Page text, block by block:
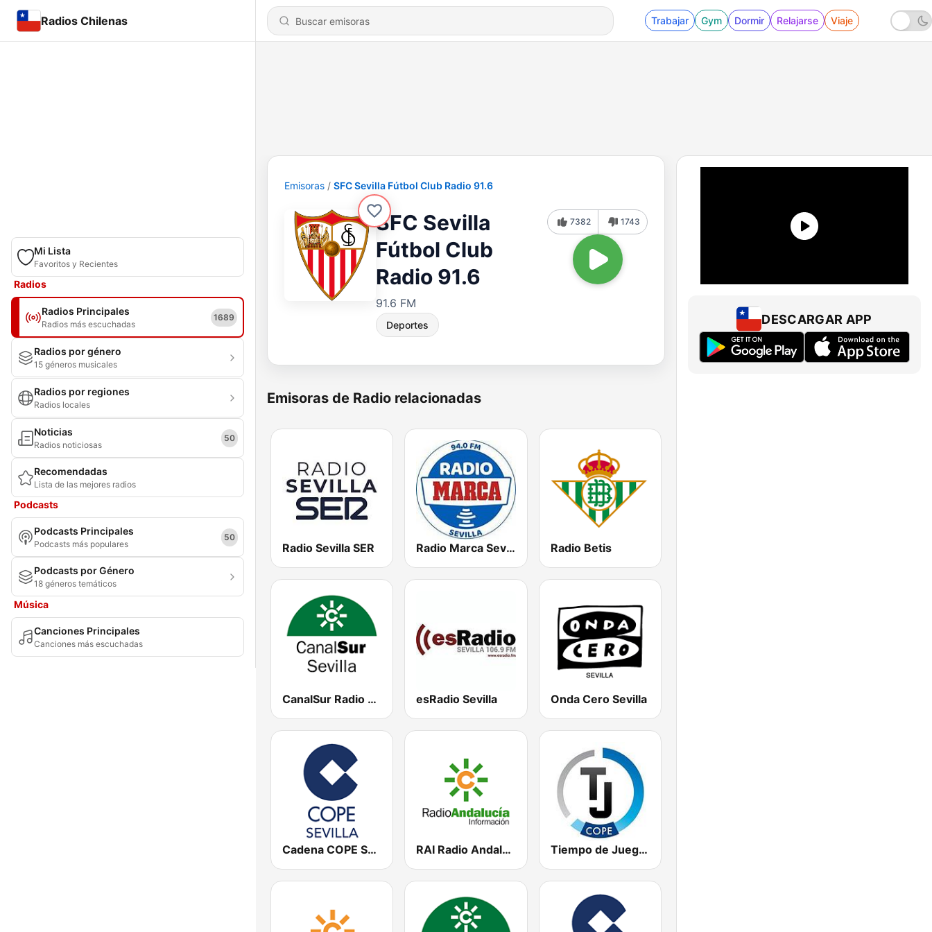
Radios Chilenas Trabajar Gym Dormir Relajarse Viaje
Mi Lista
Favoritos y Recientes
Radios
Radios Principales
Radios más escuchadas
1689
Radios por género
15 géneros musicales
Radios por regiones
Radios locales
Noticias
Radios noticiosas
50
Recomendadas
Lista de las mejores radios
Podcasts
Podcasts Principales
Podcasts más populares
50
Podcasts por Género
18 géneros temáticos
Música
Canciones Principales
Canciones más escuchadas
Emisoras SFC Sevilla Fútbol Club Radio 91.6
SFC Sevilla
Fútbol Club
Radio 91.6
91.6 FM
Deportes
7382 1743
Emisoras de Radio relacionadas
Radio Sevilla SER Radio Marca Sevilla Radio Betis
CanalSur Radio Sevilla esRadio Sevilla Onda Cero Sevilla
Cadena COPE Sevilla RAI Radio Andalucía Información Tiempo de Juego Cope Directo 2
DESCARGAR APP